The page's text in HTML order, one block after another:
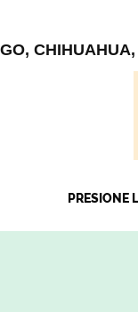
CHIHUAHUA,
PRESIONE